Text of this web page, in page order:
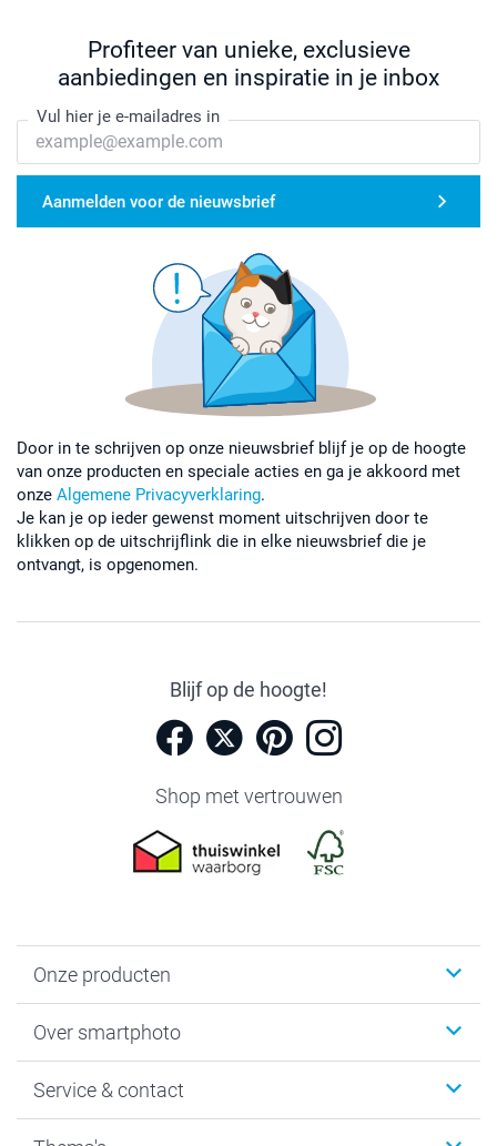
Profiteer van unieke, exclusieve
aanbiedingen en inspiratie in je inbox
Vul hier je e-mailadres in
Aanmelden voor de nieuwsbrief
Door in te schrijven op onze nieuwsbrief blijf je op de hoogte
van onze producten en speciale acties en ga je akkoord met
onze Algemene Privacyverklaring.
Je kan je op ieder gewenst moment uitschrijven door te
klikken op de uitschrijflink die in elke nieuwsbrief die je
ontvangt, is opgenomen.
Blijf op de hoogte!
Shop met vertrouwen
Onze producten
Fotoboeken
Fotocadeaus
Over smartphoto
Vacatures
Service & contact